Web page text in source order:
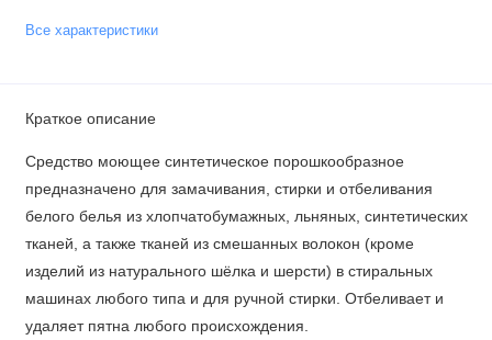
Все характеристики
Краткое описание
Средство моющее синтетическое порошкообразное
предназначено для замачивания, стирки и отбеливания
белого белья из хлопчатобумажных, льняных, синтетических
тканей, а также тканей из смешанных волокон (кроме
изделий из натурального шёлка и шерсти) в стиральных
машинах любого типа и для ручной стирки. Отбеливает и
удаляет пятна любого происхождения.